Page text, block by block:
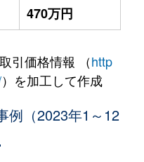
470万円
引価格情報 （http
）を加工して作成
例（2023年1～12